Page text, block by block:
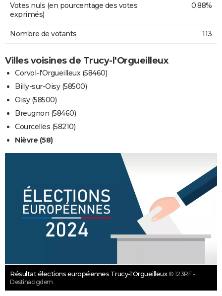
Votes nuls (en pourcentage des votes
exprimés)
0,88%
Nombre de votants 113
Villes voisines de Trucy-l'Orgueilleux
Corvol-l'Orgueilleux (58460)
Billy-sur-Oisy (58500)
Oisy (58500)
Breugnon (58460)
Courcelles (58210)
Nièvre (58)
Résultat élections européennes Trucy-l'Orgueilleux © 123RF -
Destinacigdem